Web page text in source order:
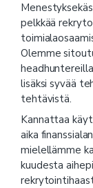
pelkkää
Olemme
lisäksi syvää
tehtävistä.
Kannattaa
aika
mielellämme
kuudesta